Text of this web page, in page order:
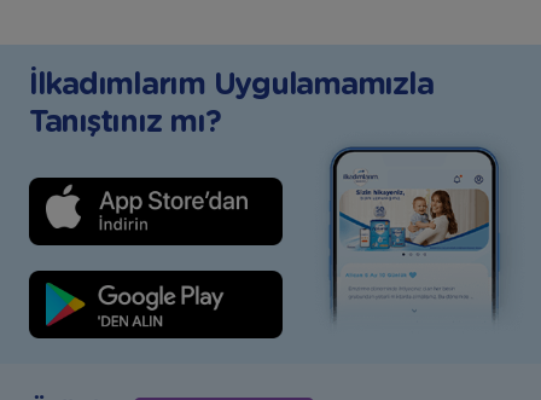
İlkadımlarım Uygulamamızla
Tanıştınız mı?